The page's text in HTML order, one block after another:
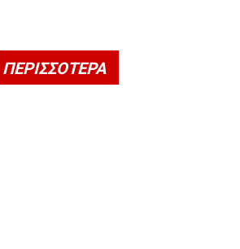
ΠΕΡΙΣΣΟΤΕΡΑ